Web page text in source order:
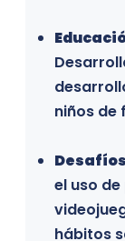
niños de
el uso
hábitos
Learn